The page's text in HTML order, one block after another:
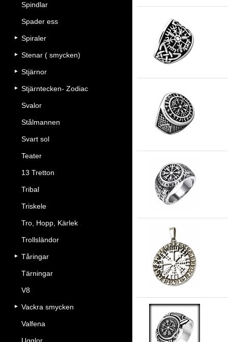
Spindlar
Spader ess
Spiraler
Stenar ( smycken)
Stjärnor
Stjärntecken- Zodiac
Svalor
Stålmannen
Svart sol
Teater
13 Tretton
Tribal
Triskele
Tro, Hopp, Kärlek
Trollsländor
Tåringar
Tärningar
V8
Vackra smycken
Valfena